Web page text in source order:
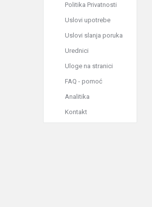
Politika Privatnosti
Uslovi upotrebe
Uslovi slanja poruka
Urednici
Uloge na stranici
FAQ - pomoć
Analitika
Kontakt